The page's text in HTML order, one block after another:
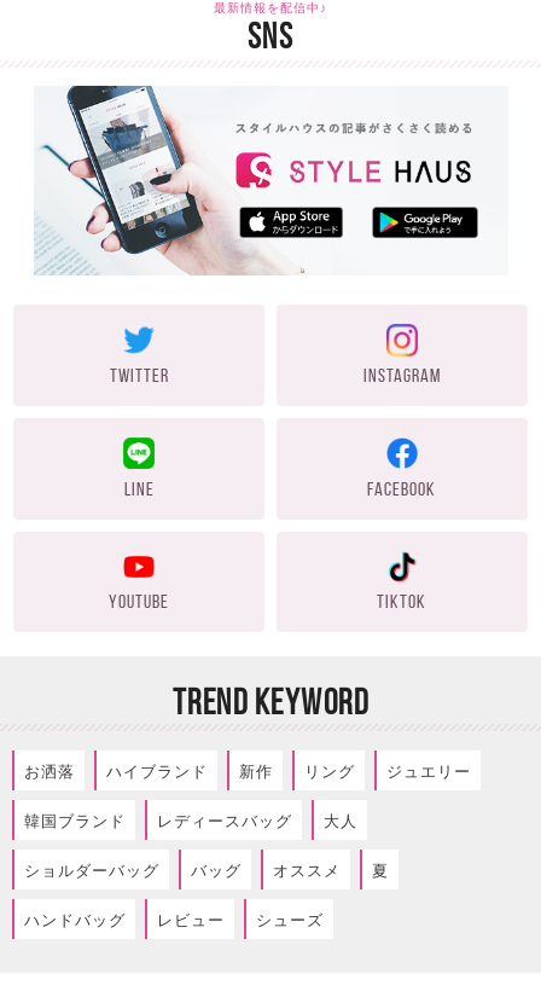
最新情報を配信中♪
SNS
TWITTER INSTAGRAM
LINE FACEBOOK
YOUTUBE TIKTOK
TREND KEYWORD
お洒落 ハイブランド 新作 リング ジュエリー
韓国ブランド レディースバッグ 大人
ショルダーバッグ バッグ オススメ 夏
ハンドバッグ レビュー シューズ